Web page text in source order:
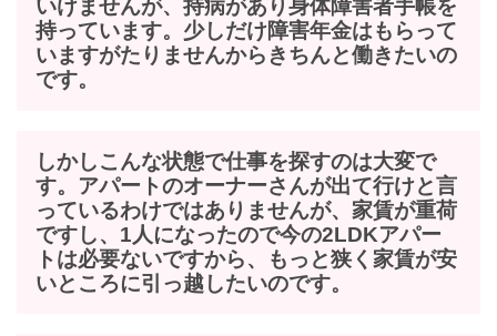
いけませんが、持病があり身体障害者手帳を
持っています。少しだけ障害年金はもらって
いますがたりませんからきちんと働きたいの
です。
しかしこんな状態で仕事を探すのは大変で
す。アパートのオーナーさんが出て行けと言
っているわけではありませんが、家賃が重荷
ですし、1人になったので今の2LDKアパー
トは必要ないですから、もっと狭く家賃が安
いところに引っ越したいのです。